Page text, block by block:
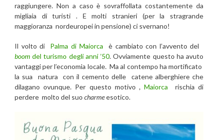
raggiungere. Non a caso è sovraffollata costantemente da
migliaia di turisti . E molti stranieri (per la stragrande
maggioranza nordeuropei in pensione) ci svernano!
Il volto di Palma di Maiorca è cambiato con l’avvento del
boom del turismo degli anni ’50. Ovviamente questo ha avuto
vantaggi per l’economia locale. Ma al contempo ha mortificato
la sua natura con il cemento delle catene alberghiere che
dilagano ovunque. Per questo motivo ,Maiorca rischia di
perdere molto del suo charmeesotico.